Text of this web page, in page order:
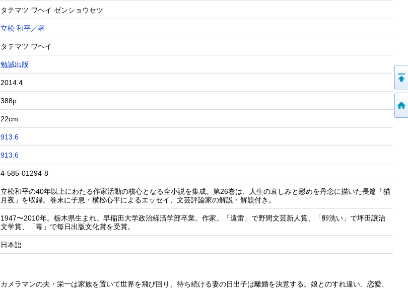
タテマツ ワヘイ ゼンショウセツ
立松 和平／著
タテマツ ワヘイ
勉誠出版
2014.4
388p
22cm
913.6
913.6
4-585-01294-8
立松和平の40年以上にわたる作家活動の核心となる全小説を集成。第26巻は、人生の哀しみと慰めを丹念に描いた長篇「猫
月夜」を収録。巻末に子息・横松心平によるエッセイ、文芸評論家の解説・解題付き。
1947〜2010年。栃木県生まれ。早稲田大学政治経済学部卒業。作家。「遠雷」で野間文芸新人賞、「卵洗い」で坪田譲治
文学賞、「毒」で毎日出版文化賞を受賞。
日本語
カメラマンの夫・栄一は家族を置いて世界を飛び回り、待ち続ける妻の日出子は離婚を決意する。娘とのすれ違い、恋愛、